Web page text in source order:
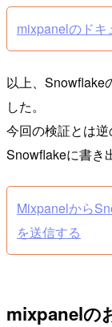
mixpanelのドキ
以上、Snowflake
した。
今回の検証とは
Snowflakeに書き
Mixpanelから
を送信する
mixpanelの